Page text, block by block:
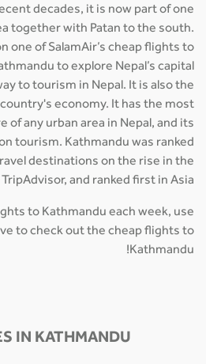
decades, it is now part of one
together with Patan to the south.
on one of SalamAir’s cheap flights to
Kathmandu to explore Nepal’s capital!
to tourism in Nepal. It is also the
country's economy. It has the most
of any urban area in Nepal, and its
on tourism. Kathmandu was ranked
travel destinations on the rise in the
TripAdvisor, and ranked first in Asia.
to Kathmandu each week, use
to check out the cheap flights to
Kathmandu!
IN KATHMANDU